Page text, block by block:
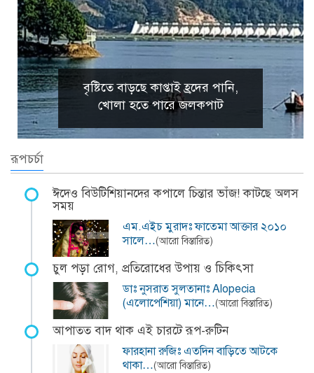
বৃষ্টিতে বাড়ছে কাপ্তাই হ্রদের পানি,
খোলা হতে পারে জলকপাট
রূপচর্চা
ঈদেও বিউটিশিয়ানদের কপালে চিন্তার ভাঁজ! কাটছে অলস
সময়
এম.এইচ মুরাদঃ ফাতেমা আক্তার ২০১০
সালে…(আরো বিস্তারিত)
চুল পড়া রোগ, প্রতিরোধের উপায় ও চিকিৎসা
ডাঃ নুসরাত সুলতানাঃ Alopecia
(এলোপেশিয়া) মানে…(আরো বিস্তারিত)
আপাতত বাদ থাক এই চারটে রূপ-রুটিন
ফারহানা রুজিঃ এতদিন বাড়িতে আটকে
থাকা…(আরো বিস্তারিত)